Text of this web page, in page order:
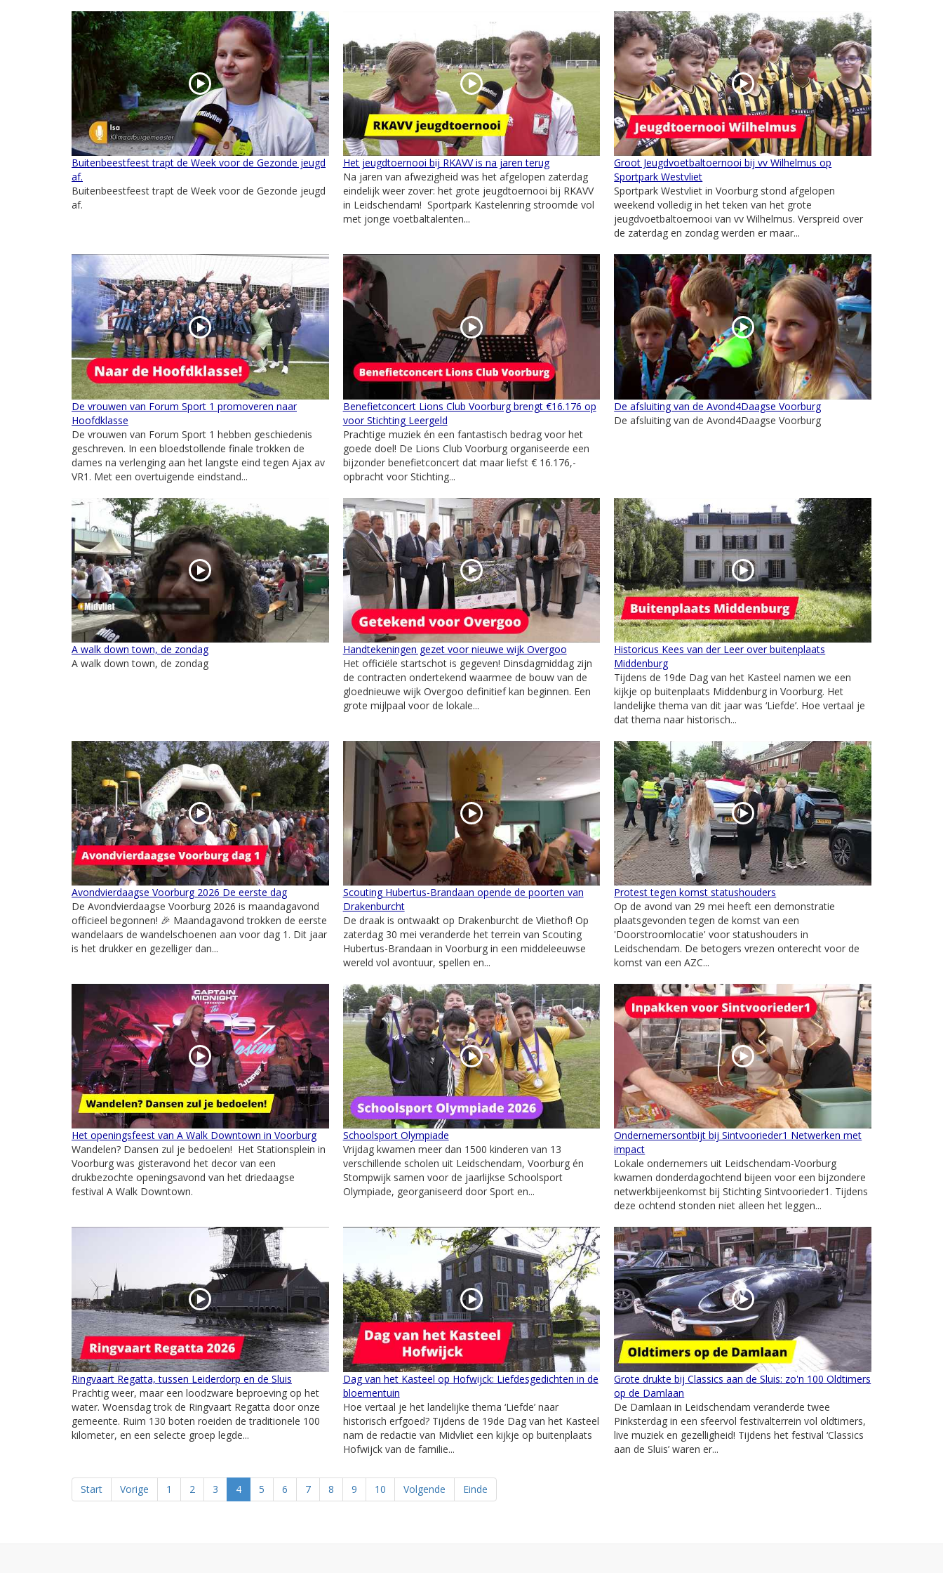
Buitenbeestfeest trapt de Week voor de Gezonde jeugd
af.
Buitenbeestfeest trapt de Week voor de Gezonde jeugd
af.
Het jeugdtoernooi bij RKAVV is na jaren terug
Na jaren van afwezigheid was het afgelopen zaterdag
eindelijk weer zover: het grote jeugdtoernooi bij RKAVV
in Leidschendam! Sportpark Kastelenring stroomde vol
met jonge voetbaltalenten...
Groot Jeugdvoetbaltoernooi bij vv Wilhelmus op
Sportpark Westvliet
Sportpark Westvliet in Voorburg stond afgelopen
weekend volledig in het teken van het grote
jeugdvoetbaltoernooi van vv Wilhelmus. Verspreid over
de zaterdag en zondag werden er maar...
De vrouwen van Forum Sport 1 promoveren naar
Hoofdklasse
De vrouwen van Forum Sport 1 hebben geschiedenis
geschreven. In een bloedstollende finale trokken de
dames na verlenging aan het langste eind tegen Ajax av
VR1. Met een overtuigende eindstand...
Benefietconcert Lions Club Voorburg brengt €16.176 op
voor Stichting Leergeld
Prachtige muziek én een fantastisch bedrag voor het
goede doel! De Lions Club Voorburg organiseerde een
bijzonder benefietconcert dat maar liefst € 16.176,-
opbracht voor Stichting...
De afsluiting van de Avond4Daagse Voorburg
De afsluiting van de Avond4Daagse Voorburg
A walk down town, de zondag
A walk down town, de zondag
Handtekeningen gezet voor nieuwe wijk Overgoo
Het officiële startschot is gegeven! Dinsdagmiddag zijn
de contracten ondertekend waarmee de bouw van de
gloednieuwe wijk Overgoo definitief kan beginnen. Een
grote mijlpaal voor de lokale...
Historicus Kees van der Leer over buitenplaats
Middenburg
Tijdens de 19de Dag van het Kasteel namen we een
kijkje op buitenplaats Middenburg in Voorburg. Het
landelijke thema van dit jaar was ‘Liefde’. Hoe vertaal je
dat thema naar historisch...
Avondvierdaagse Voorburg 2026 De eerste dag
De Avondvierdaagse Voorburg 2026 is maandagavond
officieel begonnen! 🎉 Maandagavond trokken de eerste
wandelaars de wandelschoenen aan voor dag 1. Dit jaar
is het drukker en gezelliger dan...
Scouting Hubertus-Brandaan opende de poorten van
Drakenburcht
De draak is ontwaakt op Drakenburcht de Vliethof! Op
zaterdag 30 mei veranderde het terrein van Scouting
Hubertus-Brandaan in Voorburg in een middeleeuwse
wereld vol avontuur, spellen en...
Protest tegen komst statushouders
Op de avond van 29 mei heeft een demonstratie
plaatsgevonden tegen de komst van een
'Doorstroomlocatie' voor statushouders in
Leidschendam. De betogers vrezen onterecht voor de
komst van een AZC...
Het openingsfeest van A Walk Downtown in Voorburg
Wandelen? Dansen zul je bedoelen! Het Stationsplein in
Voorburg was gisteravond het decor van een
drukbezochte openingsavond van het driedaagse
festival A Walk Downtown.
Schoolsport Olympiade
Vrijdag kwamen meer dan 1500 kinderen van 13
verschillende scholen uit Leidschendam, Voorburg én
Stompwijk samen voor de jaarlijkse Schoolsport
Olympiade, georganiseerd door Sport en...
Ondernemersontbijt bij Sintvoorieder1 Netwerken met
impact
Lokale ondernemers uit Leidschendam-Voorburg
kwamen donderdagochtend bijeen voor een bijzondere
netwerkbijeenkomst bij Stichting Sintvoorieder1. Tijdens
deze ochtend stonden niet alleen het leggen...
Ringvaart Regatta, tussen Leiderdorp en de Sluis
Prachtig weer, maar een loodzware beproeving op het
water. Woensdag trok de Ringvaart Regatta door onze
gemeente. Ruim 130 boten roeiden de traditionele 100
kilometer, en een selecte groep legde...
Dag van het Kasteel op Hofwijck: Liefdesgedichten in de
bloementuin
Hoe vertaal je het landelijke thema ‘Liefde’ naar
historisch erfgoed? Tijdens de 19de Dag van het Kasteel
nam de redactie van Midvliet een kijkje op buitenplaats
Hofwijck van de familie...
Grote drukte bij Classics aan de Sluis: zo'n 100 Oldtimers
op de Damlaan
De Damlaan in Leidschendam veranderde twee
Pinksterdag in een sfeervol festivalterrein vol oldtimers,
live muziek en gezelligheid! Tijdens het festival ‘Classics
aan de Sluis’ waren er...
Start Vorige 1 2 3 4 5 6 7 8 9 10 Volgende Einde